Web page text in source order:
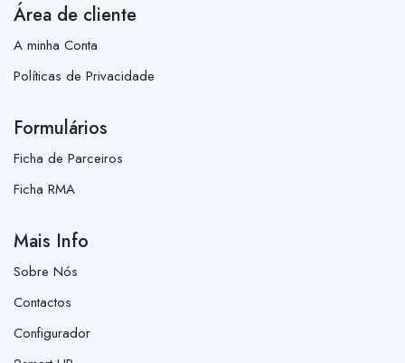
Área de cliente
A minha Conta
Políticas de Privacidade
Formulários
Ficha de Parceiros
Ficha RMA
Mais Info
Sobre Nós
Contactos
Configurador